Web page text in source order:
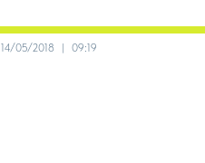
14/05/2018 | 09:19